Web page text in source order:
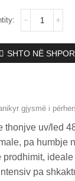
–
#8420
SHTO NË
gjysmë i
thonjve uv/led
pa humbje
pa